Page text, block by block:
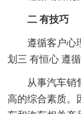
二 有技巧
遵循客户心理
划三 有恒心 遵
从事汽车销售
高的综合素质。